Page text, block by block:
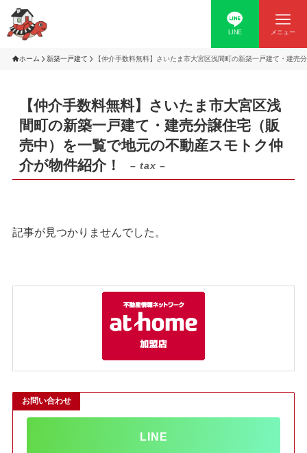
LINE メニュー
ホーム 新築一戸建て 【仲介手数料無料】さいたま市大宮区浅間町の新築一戸建て・建
【仲介手数料無料】さいたま市大宮区浅
間町の新築一戸建て・建売分譲住宅（販
売中）を一覧で地元の不動産スモトク仲
介が物件紹介！
– tax –
記事が見つかりませんでした。
お問い合わせ
LINE